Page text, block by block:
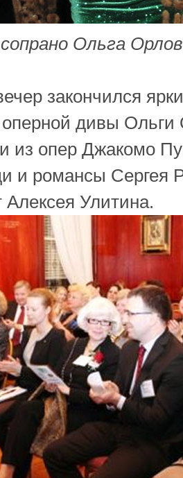
Ольга
закончился
дивы Ольги
из опер Джакомо
и романсы Сергея
Алексея Улитина.